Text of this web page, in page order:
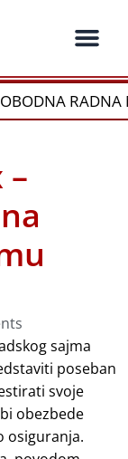
RADNA
sajma
poseban
svoje
obezbede
osiguranja.